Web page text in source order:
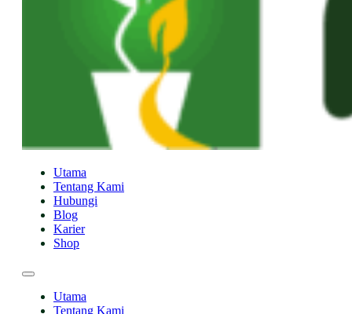
Utama
Tentang Kami
Hubungi
Blog
Karier
Shop
Utama
Tentang Kami